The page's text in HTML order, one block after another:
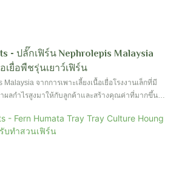
- ปลั๊กเฟิร์น Nephrolepis Malaysia
เยื่อพืชรุ่นเยาว์เฟิร์น
จากการเพาะเลี้ยงเนื้อเยื่อโรงงานเล็กที่มี
ผลกำไรสูงมาให้กับลูกค้าและสร้างคุณค่าที่มากขึ้น